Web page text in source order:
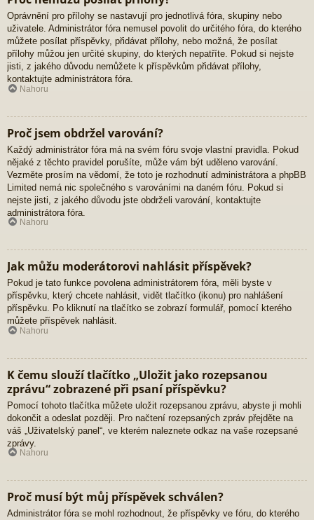
Oprávnění pro přílohy se nastavují pro jednotlivá fóra, skupiny nebo
uživatele. Administrátor fóra nemusel povolit do určitého fóra, do kterého
můžete posílat příspěvky, přidávat přílohy, nebo možná, že posílat
přílohy můžou jen určité skupiny, do kterých nepatříte. Pokud si nejste
jisti, z jakého důvodu nemůžete k příspěvkům přidávat přílohy,
kontaktujte administrátora fóra.
Nahoru
Proč jsem obdržel varování?
Každý administrátor fóra má na svém fóru svoje vlastní pravidla. Pokud
nějaké z těchto pravidel porušíte, může vám být uděleno varování.
Vezměte prosím na vědomí, že toto je rozhodnutí administrátora a phpBB
Limited nemá nic společného s varováními na daném fóru. Pokud si
nejste jisti, z jakého důvodu jste obdrželi varování, kontaktujte
administrátora fóra.
Nahoru
Jak můžu moderátorovi nahlásit příspěvek?
Pokud je tato funkce povolena administrátorem fóra, měli byste v
příspěvku, který chcete nahlásit, vidět tlačítko (ikonu) pro nahlášení
příspěvku. Po kliknutí na tlačítko se zobrazí formulář, pomocí kterého
můžete příspěvek nahlásit.
Nahoru
K čemu slouží tlačítko „Uložit jako rozepsanou
zprávu“ zobrazené při psaní příspěvku?
Pomocí tohoto tlačítka můžete uložit rozepsanou zprávu, abyste ji mohli
dokončit a odeslat později. Pro načtení rozepsaných zpráv přejděte na
váš „Uživatelský panel“, ve kterém naleznete odkaz na vaše rozepsané
zprávy.
Nahoru
Proč musí být můj příspěvek schválen?
Administrátor fóra se mohl rozhodnout, že příspěvky ve fóru, do kterého